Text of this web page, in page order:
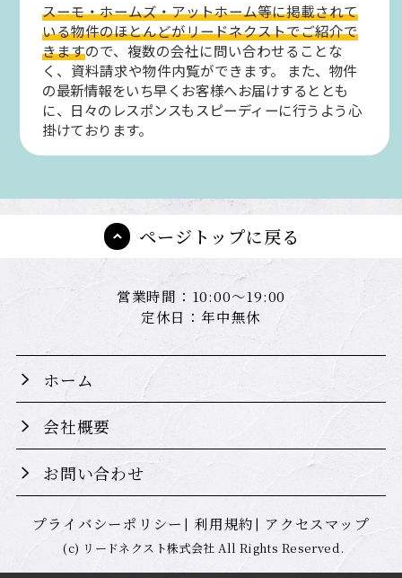
スーモ・ホームズ・アットホーム等に掲載されて
いる物件のほとんどがリードネクストでご紹介で
きますので、複数の会社に問い合わせることな
く、資料請求や物件内覧ができます。
また、物件
の最新情報をいち早くお客様へお届けするととも
に、日々のレスポンスもスピーディーに行うよう心
掛けております。
ページトップに戻る
営業時間：10:00～19:00
定休日：年中無休
ホーム
会社概要
お問い合わせ
プライバシーポリシー 利用規約 アクセスマップ
(c) リードネクスト株式会社 All Rights Reserved.